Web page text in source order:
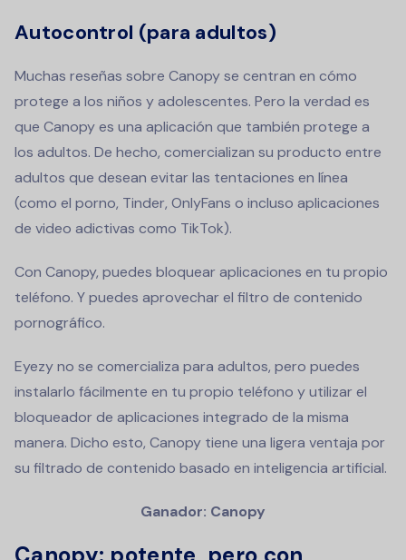
Autocontrol (para adultos)
Muchas reseñas sobre Canopy se centran en cómo
protege a los niños y adolescentes. Pero la verdad es
que Canopy es una aplicación que también protege a
los adultos. De hecho, comercializan su producto entre
adultos que desean evitar las tentaciones en línea
(como el porno, Tinder, OnlyFans o incluso aplicaciones
de video adictivas como TikTok).
Con Canopy, puedes bloquear aplicaciones en tu propio
teléfono. Y puedes aprovechar el filtro de contenido
pornográfico.
Eyezy no se comercializa para adultos, pero puedes
instalarlo fácilmente en tu propio teléfono y utilizar el
bloqueador de aplicaciones integrado de la misma
manera. Dicho esto, Canopy tiene una ligera ventaja por
su filtrado de contenido basado en inteligencia artificial.
Ganador: Canopy